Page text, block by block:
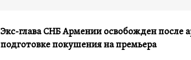
Экс-глава СНБ Армении освобожден после
подготовке покушения на премьера